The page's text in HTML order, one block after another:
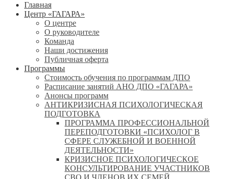
Главная
Центр «ГАГАРА»
О центре
О руководителе
Команда
Наши достижения
Публичная оферта
Программы
Стоимость обучения по программам ДПО
Расписание занятий АНО ДПО «ГАГАРА»
Анонсы программ
АНТИКРИЗИСНАЯ ПСИХОЛОГИЧЕСКАЯ
ПОДГОТОВКА
ПРОГРАММА ПРОФЕССИОНАЛЬНОЙ
ПЕРЕПОДГОТОВКИ «ПСИХОЛОГ В
СФЕРЕ СЛУЖЕБНОЙ И ВОЕННОЙ
ДЕЯТЕЛЬНОСТИ»
КРИЗИСНОЕ ПСИХОЛОГИЧЕСКОЕ
КОНСУЛЬТИРОВАНИЕ УЧАСТНИКОВ
СВО И ЧЛЕНОВ ИХ СЕМЕЙ